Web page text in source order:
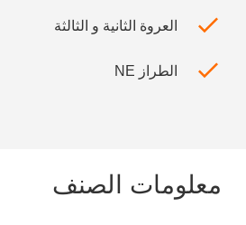
العروة الثانية و الثالثة
الطراز NE
معلومات الصنف